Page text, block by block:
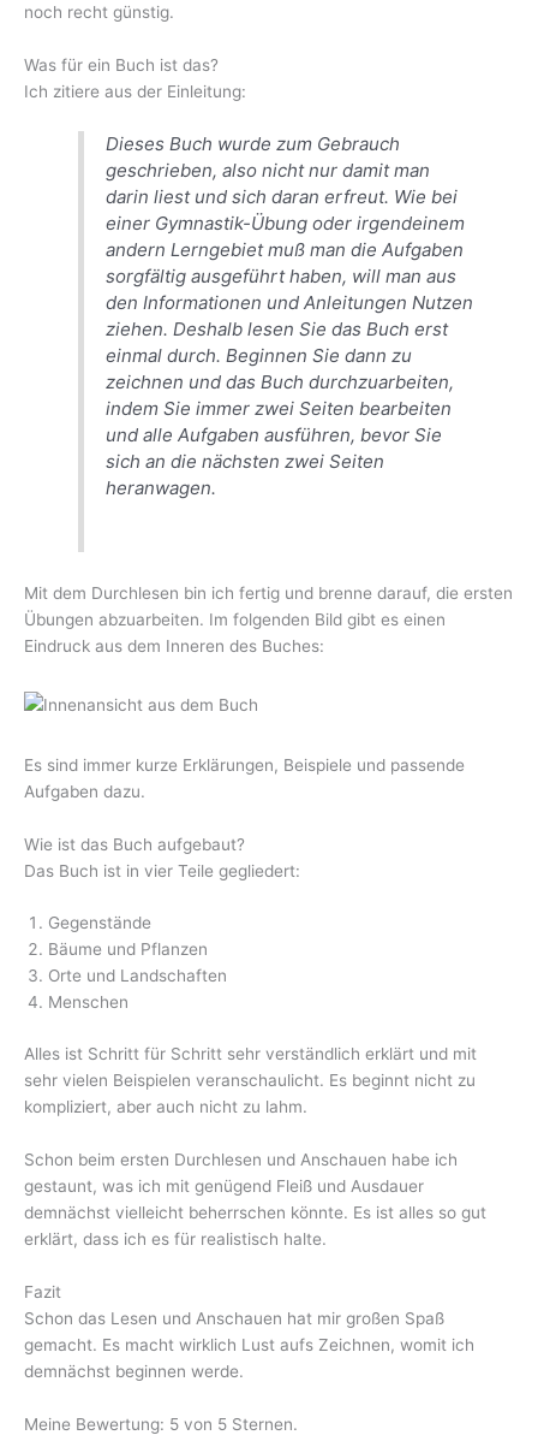
noch recht günstig.
Was für ein Buch ist das?
Ich zitiere aus der Einleitung:
Dieses Buch wurde zum Gebrauch
geschrieben, also nicht nur damit man
darin liest und sich daran erfreut. Wie bei
einer Gymnastik-Übung oder irgendeinem
andern Lerngebiet muß man die Aufgaben
sorgfältig ausgeführt haben, will man aus
den Informationen und Anleitungen Nutzen
ziehen. Deshalb lesen Sie das Buch erst
einmal durch. Beginnen Sie dann zu
zeichnen und das Buch durchzuarbeiten,
indem Sie immer zwei Seiten bearbeiten
und alle Aufgaben ausführen, bevor Sie
sich an die nächsten zwei Seiten
heranwagen.
Mit dem Durchlesen bin ich fertig und brenne darauf, die ersten
Übungen abzuarbeiten. Im folgenden Bild gibt es einen
Eindruck aus dem Inneren des Buches:
Es sind immer kurze Erklärungen, Beispiele und passende
Aufgaben dazu.
Wie ist das Buch aufgebaut?
Das Buch ist in vier Teile gegliedert:
Gegenstände
Bäume und Pflanzen
Orte und Landschaften
Menschen
Alles ist Schritt für Schritt sehr verständlich erklärt und mit
sehr vielen Beispielen veranschaulicht. Es beginnt nicht zu
kompliziert, aber auch nicht zu lahm.
Schon beim ersten Durchlesen und Anschauen habe ich
gestaunt, was ich mit genügend Fleiß und Ausdauer
demnächst vielleicht beherrschen könnte. Es ist alles so gut
erklärt, dass ich es für realistisch halte.
Fazit
Schon das Lesen und Anschauen hat mir großen Spaß
gemacht. Es macht wirklich Lust aufs Zeichnen, womit ich
demnächst beginnen werde.
Meine Bewertung: 5 von 5 Sternen.